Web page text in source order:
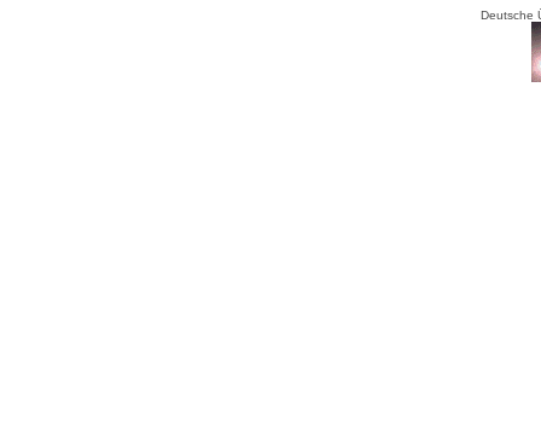
Deutsche